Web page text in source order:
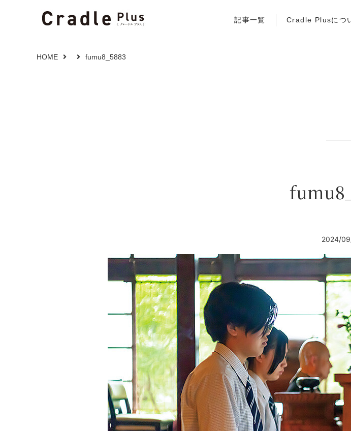
記事一覧 Cradle Plusにつ
HOME fumu8_5883
2024/